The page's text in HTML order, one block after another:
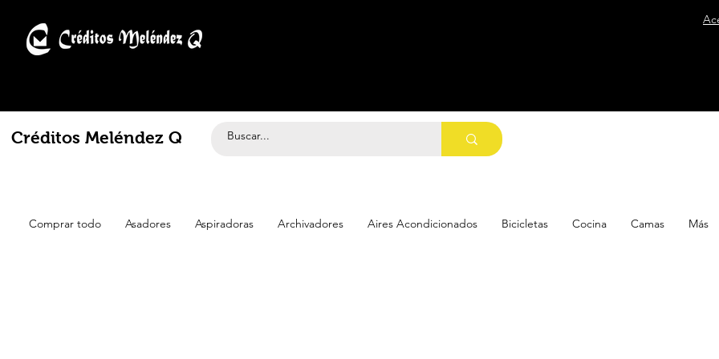
Créditos Meléndez Q
Comprar todo Asadores Aspiradoras Archivadores Aires Acondicionados Bicicletas Cocina Camas Más